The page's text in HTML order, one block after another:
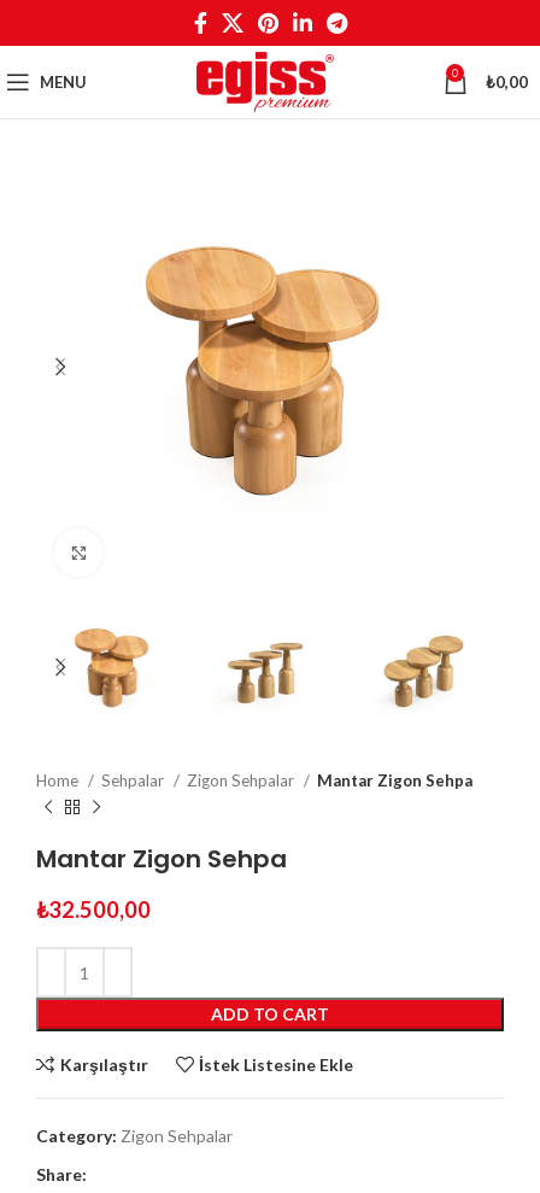
MENU 0 ₺0,00
Home Sehpalar Zigon Sehpalar Mantar Zigon Sehpa
Mantar Zigon Sehpa
₺32.500,00
ADD TO CART
Karşılaştır İstek Listesine Ekle
Category: Zigon Sehpalar
Share: